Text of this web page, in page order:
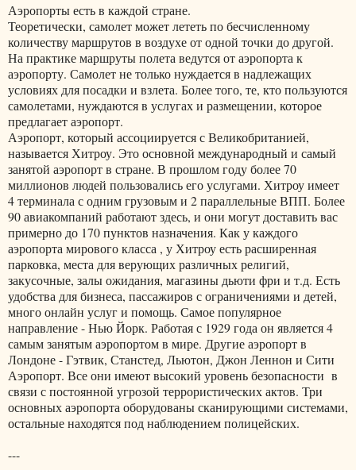
Аэропорты есть в каждой стране.
Теоретически, самолет может лететь по бесчисленному
количеству маршрутов в воздухе от одной точки до другой.
На практике маршруты полета ведутся от аэропорта к
аэропорту. Самолет не только нуждается в надлежащих
условиях для посадки и взлета. Более того, те, кто пользуются
самолетами, нуждаются в услугах и размещении, которое
предлагает аэропорт.
Аэропорт, который ассоциируется с Великобританией,
называется Хитроу. Это основной международный и самый
занятой аэропорт в стране. В прошлом году более 70
миллионов людей пользовались его услугами. Хитроу имеет
4 терминала с одним грузовым и 2 параллельные ВПП. Более
90 авиакомпаний работают здесь, и они могут доставить вас
примерно до 170 пунктов назначения. Как у каждого
аэропорта мирового класса , у Хитроу есть расширенная
парковка, места для верующих различных религий,
закусочные, залы ожидания, магазины дьюти фри и т.д. Есть
удобства для бизнеса, пассажиров с ограничениями и детей,
много онлайн услуг и помощь. Самое популярное
направление - Нью Йорк. Работая с 1929 года он является 4
самым занятым аэропортом в мире. Другие аэропорт в
Лондоне - Гэтвик, Станстед, Льютон, Джон Леннон и Сити
Аэропорт. Все они имеют высокий уровень безопасности в
связи с постоянной угрозой террористических актов. Три
основных аэропорта оборудованы сканирующими системами,
остальные находятся под наблюдением полицейских.
---